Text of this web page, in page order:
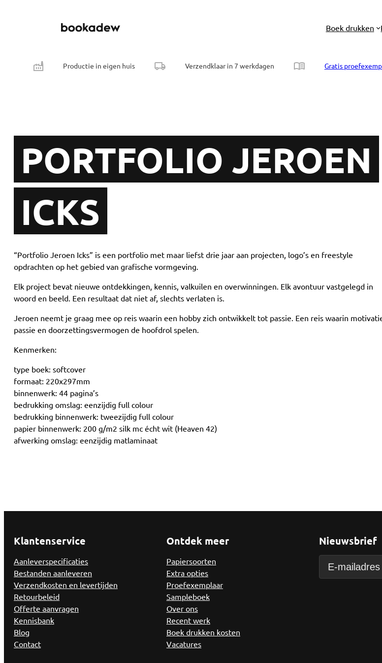
Boek drukken
Productie in eigen huis Verzendklaar in 7 werkdagen Gratis
PORTFOLIO JEROEN
ICKS
“Portfolio Jeroen Icks” is een portfolio met maar liefst drie jaar aan projecten, logo’s en freestyle
opdrachten op het gebied van grafische vormgeving.
Elk project bevat nieuwe ontdekkingen, kennis, valkuilen en overwinningen. Elk avontuur vastgelegd in
woord en beeld. Een resultaat dat niet af, slechts verlaten is.
Jeroen neemt je graag mee op reis waarin een hobby zich ontwikkelt tot passie. Een reis waarin
passie en doorzettingsvermogen de hoofdrol spelen.
Kenmerken:
type boek: softcover
formaat: 220x297mm
binnenwerk: 44 pagina’s
bedrukking omslag: eenzijdig full colour
bedrukking binnenwerk: tweezijdig full colour
papier binnenwerk: 200 g/m2 silk mc écht wit (Heaven 42)
afwerking omslag: eenzijdig matlaminaat
Klantenservice
Aanleverspecificaties
Bestanden aanleveren
Verzendkosten en levertijden
Retourbeleid
Offerte aanvragen
Kennisbank
Blog
Contact
Ontdek meer
Papiersoorten
Extra opties
Proefexemplaar
Sampleboek
Over ons
Recent werk
Boek drukken kosten
Vacatures
Nieuwsbrief